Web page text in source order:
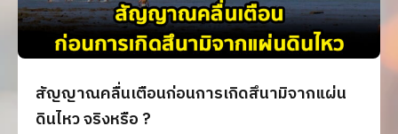
สัญญาณคลื่นเตือนก่อนการเกิดสึนามิจากแผ่น
ดินไหว จริงหรือ ?